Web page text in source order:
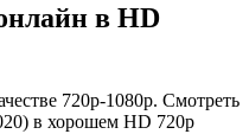
в HD
720p-1080p. Смотреть
в хорошем HD 720p